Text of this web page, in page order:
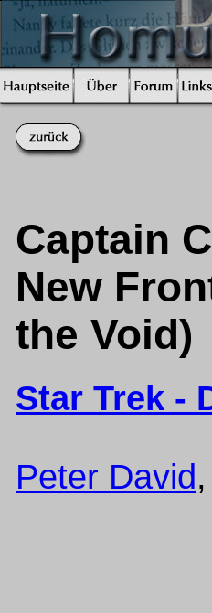
Captain
New
the Void)
Star Trek -
Peter David